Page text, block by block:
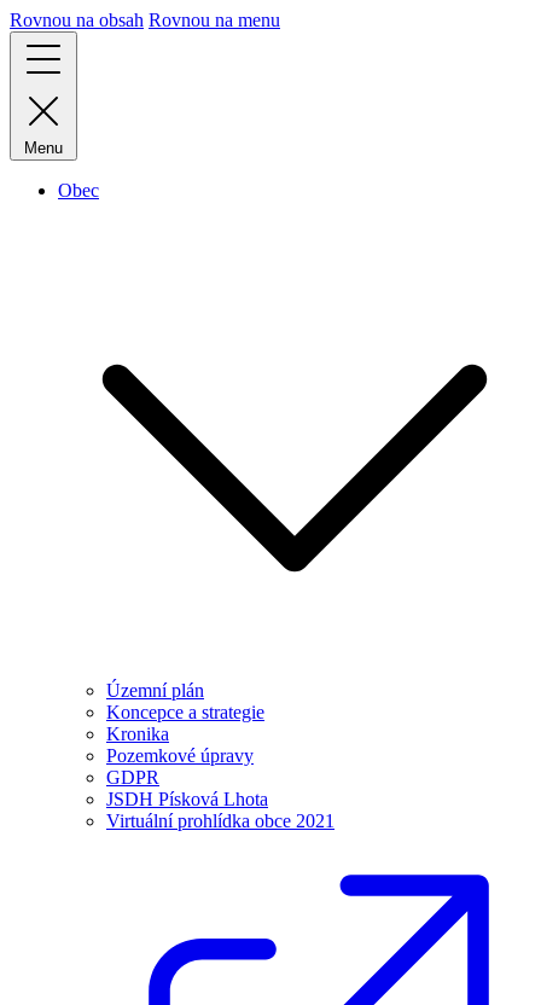
Rovnou na obsah Rovnou na menu
Menu
Obec
Územní plán
Koncepce a strategie
Kronika
Pozemkové úpravy
GDPR
JSDH Písková Lhota
Virtuální prohlídka obce 2021